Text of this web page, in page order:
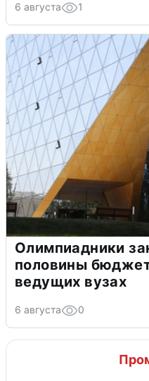
6 августа 1
Олимпиадники
половины
ведущих вузах
6 августа 0